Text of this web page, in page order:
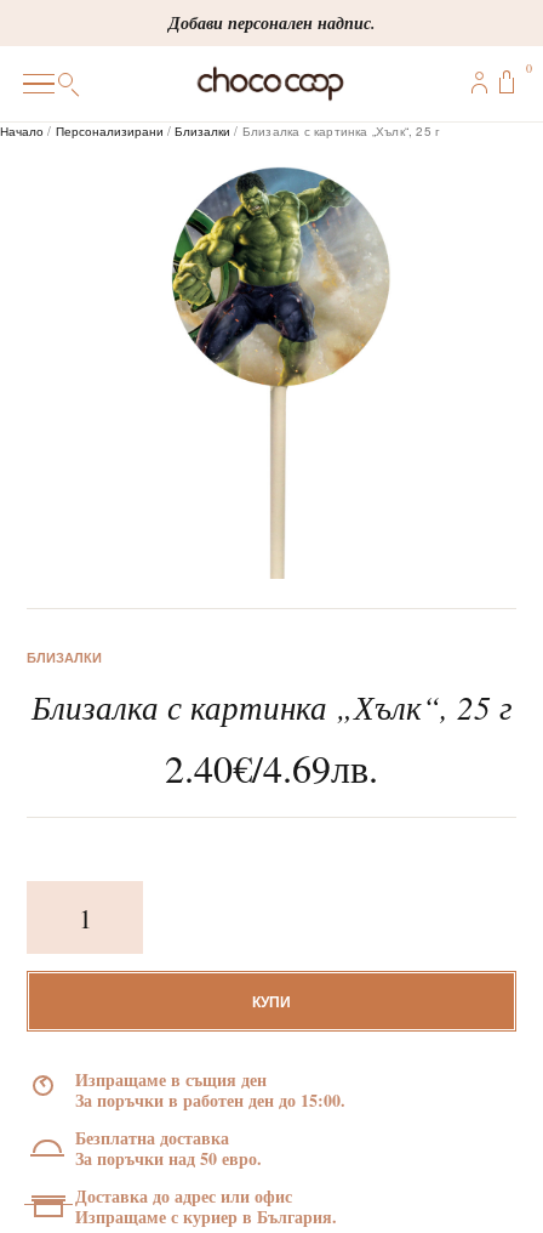
to
content
Добави персонален надпис.
ПЕРСОНАЛИЗИРАНИ
КОРПОРАТИВНИ
За нас
Клиентско обслужване
0
Начало / Персонализирани /Близалки / Близалка с картинка „Хълк“, 25 г
БЛИЗАЛКИ
Близалка с картинка „Хълк“, 25 г
2.40€/4.69лв.
Близалка
с
„Хълк“,
КУПИ
Изпращаме в същия ден
За поръчки в работен ден до 15:00.
Безплатна доставка
За поръчки над 50 евро.
Доставка до адрес или офис
Изпращаме с куриер в България.